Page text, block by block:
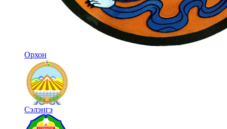
Орхон
Сэлэнгэ